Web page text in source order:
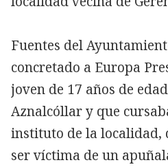
Fuentes del
concretado a Europa
joven de 17 años de
Aznalcóllar y que
instituto de la localidad,
ser víctima de un